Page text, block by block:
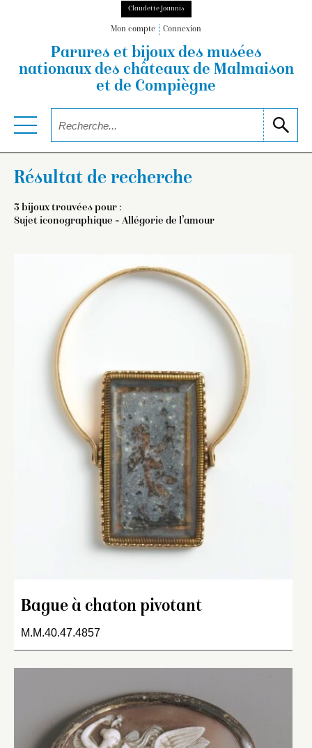
Claudette Joannis
Mon compte Connexion
Parures et bijoux des musées
nationauxdes châteaux de Malmaison
et de Compiègne
Résultat de recherche
3 bijoux trouvées pour :
Sujet iconographique = Allégorie de l’amour
Bague à chaton pivotant
M.M.40.47.4857